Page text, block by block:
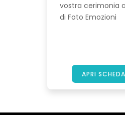
vostra cerimonia
di Foto Emozioni
APRI SCHEDA